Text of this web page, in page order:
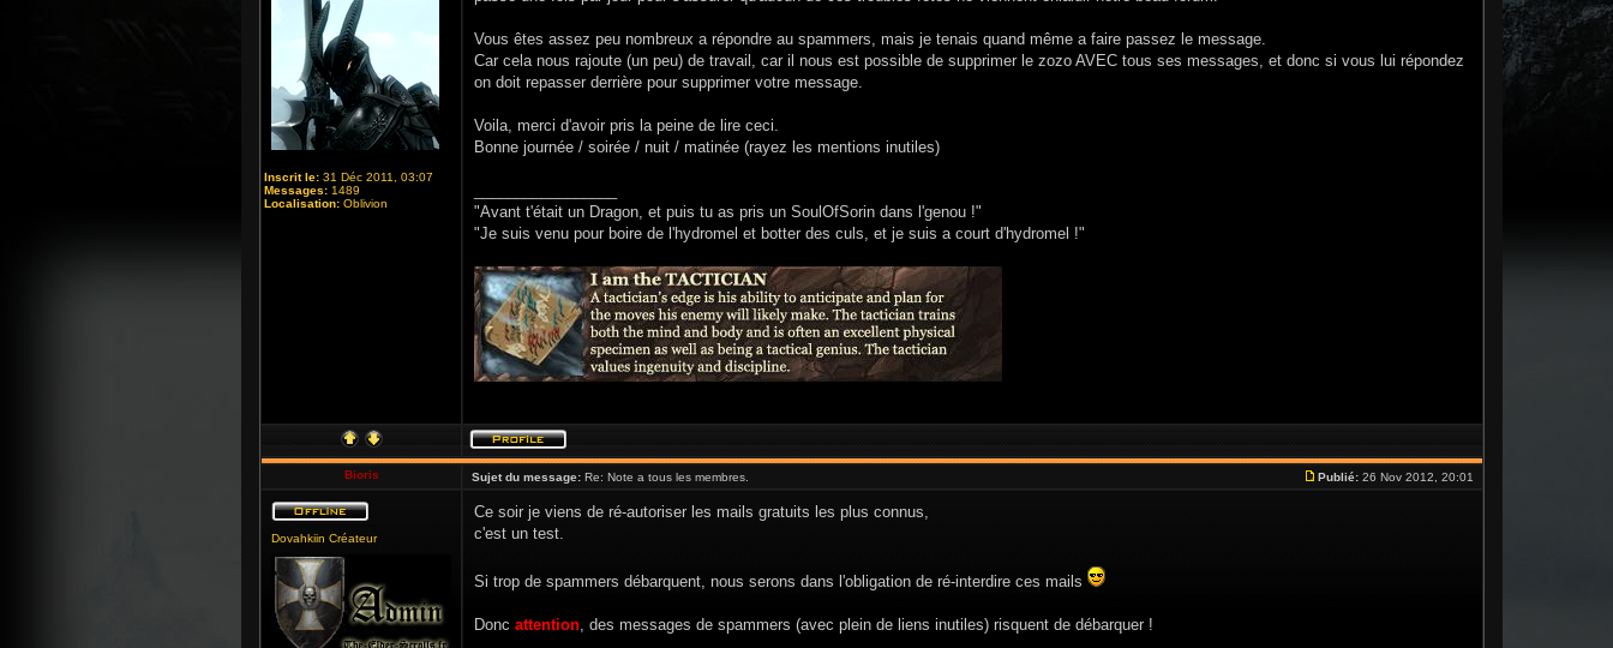
Inscrit le: 31 Déc 2011, 03:07
Messages: 1489
Localisation: Oblivion
Vous êtes assez peu nombreux a répondre au spammers, mais je tenais quand même a faire passez le message.
Car cela nous rajoute (un peu) de travail, car il nous est possible de supprimer le zozo AVEC tous ses messages, et donc si vous lui répondez
on doit repasser derrière pour supprimer votre message.
Voila, merci d'avoir pris la peine de lire ceci.
Bonne journée / soirée / nuit / matinée (rayez les mentions inutiles)
"Avant t'était un Dragon, et puis tu as pris un SoulOfSorin dans l'genou !"
"Je suis venu pour boire de l'hydromel et botter des culs, et je suis a court d'hydromel !"
Bioris Sujet du message: Re: Note a tous les membres. Publié: 26 Nov 2012, 20:01
Dovahkiin Créateur
Ce soir je viens de ré-autoriser les mails gratuits les plus connus,
c'est un test.
Si trop de spammers débarquent, nous serons dans l'obligation de ré-interdire ces mails
Donc attention, des messages de spammers (avec plein de liens inutiles) risquent de débarquer !